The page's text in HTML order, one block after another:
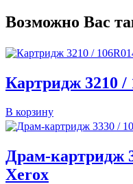
Возможно Вас
Картридж 3210 /
В корзину
Драм-картридж
Xerox